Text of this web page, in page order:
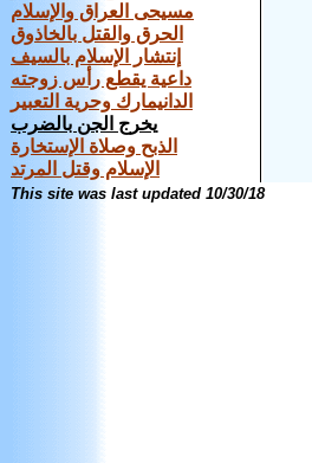
مسيحى العراق والإسلام
الحرق والقتل بالخاذوق
إنتشار الإسلام بالسيف
داعية يقطع رأس زوجته
الدانيمارك وحرية التعبير
يخرج الجن بالضرب
الذبح وصلاة الإستخارة
الإسلام وقتل المرتد
This site was last updated 10/30/18